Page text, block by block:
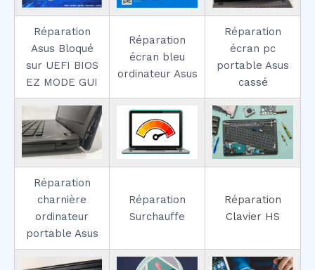
Réparation
Asus Bloqué
sur UEFI BIOS
EZ MODE GUI
Réparation
écran bleu
ordinateur Asus
Réparation
écran pc
portable Asus
cassé
Réparation
charnière
ordinateur
portable Asus
Réparation
Surchauffe
Réparation
Clavier HS